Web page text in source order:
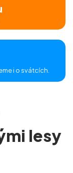
i o svátcích.
lesy